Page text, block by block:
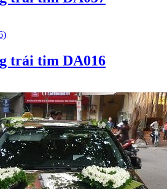
trái tim DA016